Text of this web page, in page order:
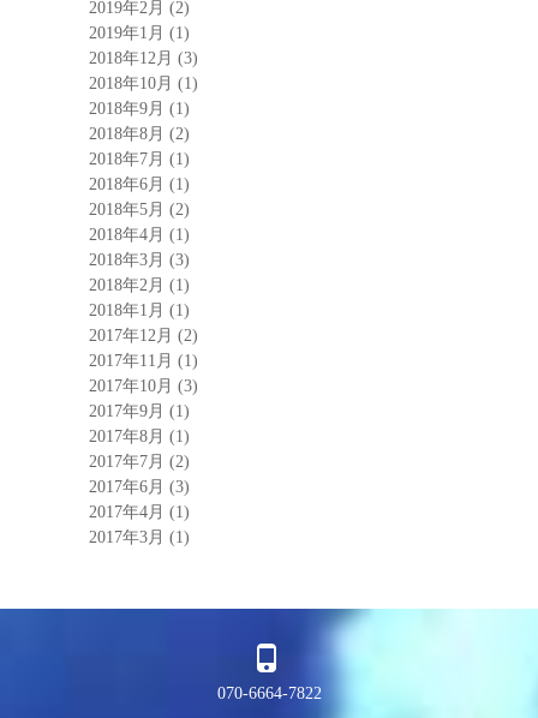
2019年2月 (2)
2019年1月 (1)
2018年12月 (3)
2018年10月 (1)
2018年9月 (1)
2018年8月 (2)
2018年7月 (1)
2018年6月 (1)
2018年5月 (2)
2018年4月 (1)
2018年3月 (3)
2018年2月 (1)
2018年1月 (1)
2017年12月 (2)
2017年11月 (1)
2017年10月 (3)
2017年9月 (1)
2017年8月 (1)
2017年7月 (2)
2017年6月 (3)
2017年4月 (1)
2017年3月 (1)
070-6664-7822